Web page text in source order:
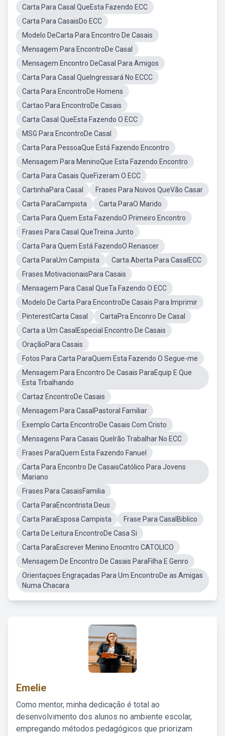
Carta Para Casal QueEsta Fazendo ECC
Carta Para CasaisDo ECC
Modelo DeCarta Para Encontro De Casais
Mensagem Para EncontroDe Casal
Mensagem Encontro DeCasal Para Amigos
Carta Para Casal QueIngressará No ECCC
Carta Para EncontroDe Homens
Cartao Para EncontroDe Casais
Carta Casal QueEsta Fazendo O ECC
MSG Para EncontroDe Casal
Carta Para PessoaQue Está Fazendo Encontro
Mensagem Para MeninoQue Esta Fazendo Encontro
Carta Para Casais QueFizeram O ECC
CartinhaPara Casal
Frases Para Noivos QueVão Casar
Carta ParaCampista
Carta ParaO Marido
Carta Para Quem Esta FazendoO Primeiro Encontro
Frases Para Casal QueTreina Junto
Carta Para Quem Está FazendoO Renascer
Carta ParaUm Campista
Carta Aberta Para CasalECC
Frases MotivacionaisPara Casais
Mensagem Para Casal QueTa Fazendo O ECC
Modelo De Carta Para EncontroDe Casais Para Imprimir
PinterestCarta Casal
CartaPra Enconro De Casal
Carta a Um CasalEspecial Encontro De Casais
OraçãoPara Casais
Fotos Para Carta ParaQuem Esta Fazendo O Segue-me
Mensagem Para Encontro De Casais ParaEquip E Que
Esta Trbalhando
Cartaz EncontroDe Casais
Mensagem Para CasalPastoral Familiar
Exemplo Carta EncontroDe Casais Com Cristo
Mensagens Para Casais QueIrão Trabalhar No ECC
Frases ParaQuem Esta Fazendo Fanuel
Carta Para Encontro De CasaisCatólico Para Jovens
Mariano
Frases Para CasaisFamilia
Carta ParaEncontrista Deus
Carta ParaEsposa Campista
Frase Para CasalBiblico
Carta De Leitura EncontroDe Casa Si
Carta ParaEscrever Menino Enocntro CATOLICO
Mensagem De Encontro De Casais ParaFilha E Genro
Orientaçoes Engraçadas Para Um EncontroDe as Amigas
Numa Chacara
Emelie
Como mentor, minha dedicação é total ao
desenvolvimento dos alunos no ambiente escolar,
empregando métodos pedagógicos que priorizam